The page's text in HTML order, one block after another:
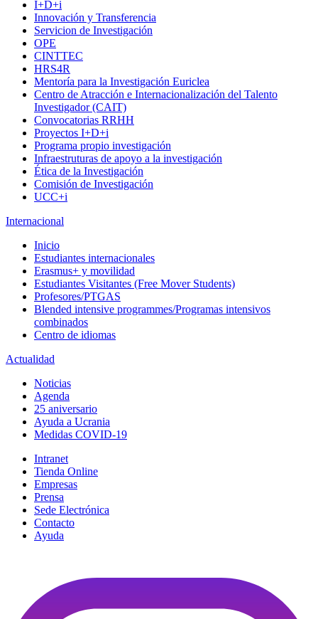
I+D+i
Innovación y Transferencia
Servicion de Investigación
OPE
CINTTEC
HRS4R
Mentoría para la Investigación Euriclea
Centro de Atracción e Internacionalización del Talento
Investigador (CAIT)
Convocatorias RRHH
Proyectos I+D+i
Programa propio investigación
Infraestruturas de apoyo a la investigación
Ética de la Investigación
Comisión de Investigación
UCC+i
Internacional
Inicio
Estudiantes internacionales
Erasmus+ y movilidad
Estudiantes Visitantes (Free Mover Students)
Profesores/PTGAS
Blended intensive programmes/Programas intensivos
combinados
Centro de idiomas
Actualidad
Noticias
Agenda
25 aniversario
Ayuda a Ucrania
Medidas COVID-19
Intranet
Tienda Online
Empresas
Prensa
Sede Electrónica
Contacto
Ayuda